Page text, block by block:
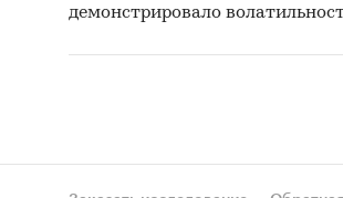
демонстрировало